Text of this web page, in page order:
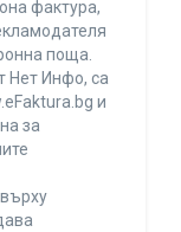
фактура,
поща.
Нет Инфо, са
и
за